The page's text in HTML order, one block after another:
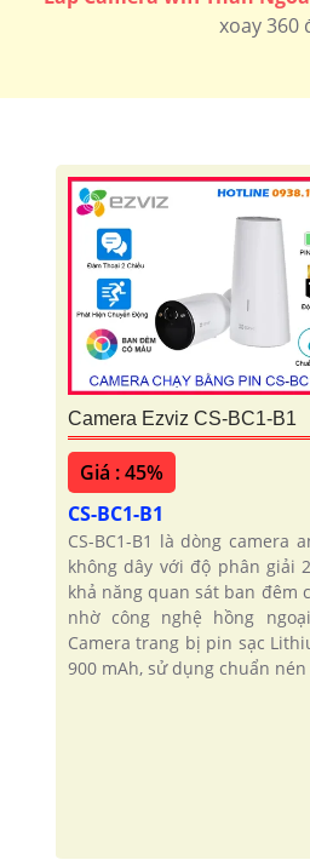
Camera Wifi Ngoài
xoay 360
Camera Ezviz CS-BC1-B1
Giá : 45%
CS-BC1-B1
CS-BC1-B1 là dòng camera
không dây với độ phân giải
khả năng quan sát ban đêm
nhờ công nghệ hồng
Camera trang bị pin sạc
900 mAh, sử dụng chuẩn nén